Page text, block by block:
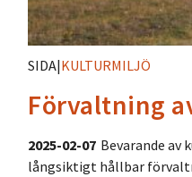
SIDA|KULTURMILJÖ
Förvaltning
2025-02-07 Bevarande
långsiktigt hållbar